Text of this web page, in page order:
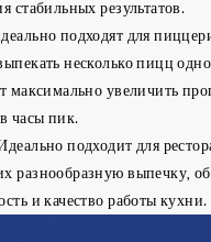
стабильных результатов.
подходят для
несколько пицц
максимально увеличить
часы пик.
подходит для
разнообразную выпечку,
и качество работы кухни.